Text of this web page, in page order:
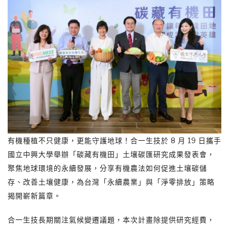
有機種植不只健康，更能守護地球！合一生技於 8 月 19 日攜手
國立中興大學舉辦「碳藏有機田」土壤碳匯研究成果發表會，
聚焦地球環境的永續發展，分享有機農法如何促進土壤碳儲
存、改善土壤健康，為台灣「永續農業」與「淨零排放」策略
揭開嶄新篇章。
合一生技長期關注氣候變遷議題，本次計畫除提供研究經費，